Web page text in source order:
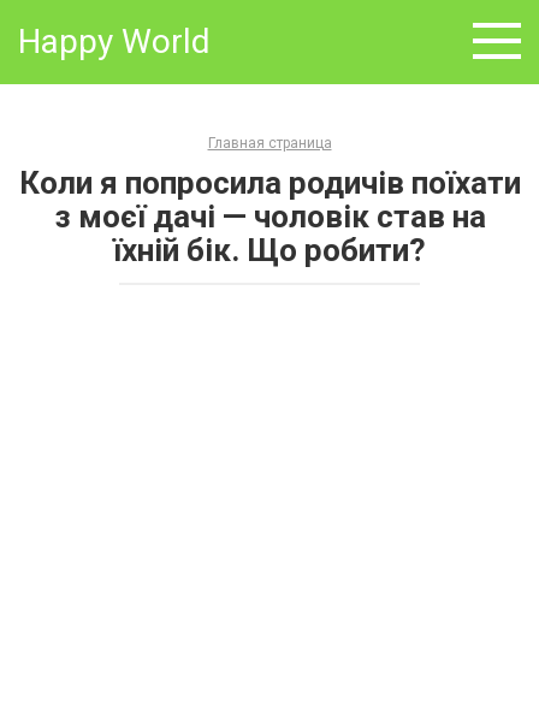
Happy World
Главная страница
Коли я попросила родичів поїхати
з моєї дачі — чоловік став на
їхній бік. Що робити?